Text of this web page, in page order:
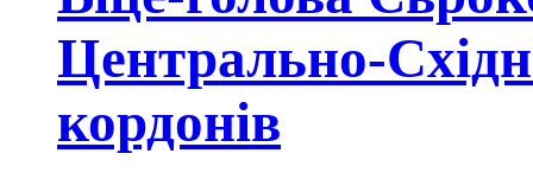
Центрально-
кордонів